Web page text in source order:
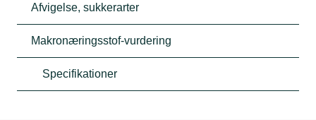
Afvigelse, sukkerarter
Makronæringsstof-vurdering
Specifikationer